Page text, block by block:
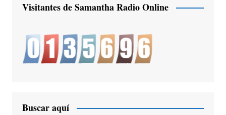
Visitantes de Samantha Radio Online
Buscar aquí